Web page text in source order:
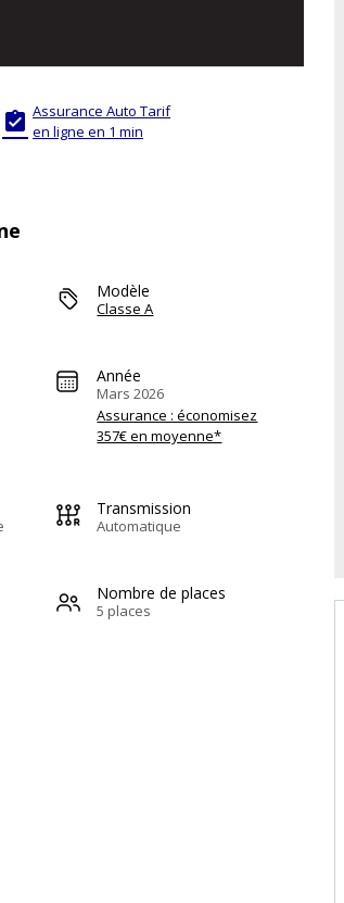
 Assurance Auto Tarif
en ligne en 1 min
Modèle
Classe A
Année
Mars 2026
Assurance : économisez
357€ en moyenne*
Transmission
Automatique
Nombre de places
5 places